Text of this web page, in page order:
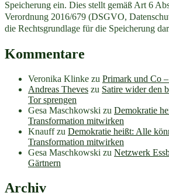
Speicherung ein. Dies stellt gemäß Art 6
Verordnung 2016/679 (DSGVO,
die Rechtsgrundlage für die Speicherung
Kommentare
Veronika Klinke zu Primark und Co
Andreas Theves zu Satire wider den
Tor sprengen
Gesa Maschkowski zu Demokratie
Transformation mitwirken
Knauffzu Demokratie heißt: Alle
Transformation mitwirken
Gesa Maschkowski zu Netzwerk
Gärtnern
Archiv